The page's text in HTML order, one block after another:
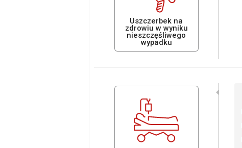
Uszczerbek na
zdrowiu w wyniku
nieszczęśliwego
wypadku